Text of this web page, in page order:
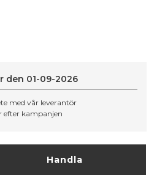
den 01-09-2026
med vår leverantör
efter kampanjen
Handla